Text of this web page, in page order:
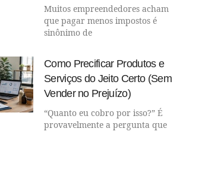
Muitos empreendedores acham
que pagar menos impostos é
sinônimo de
Como Precificar Produtos e
Serviços do Jeito Certo (Sem
Vender no Prejuízo)
“Quanto eu cobro por isso?” É
provavelmente a pergunta que